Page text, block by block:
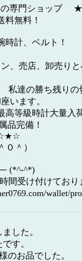
の専門ショップ ★
料無料！
計、ベルト！
、売店、卸売り
私達の勝ち残りの
います。
高等級時計大量入
品完備！
＾）
(*^-^*)
間受け付けており
wallet/
した。
す。
のお品でした。